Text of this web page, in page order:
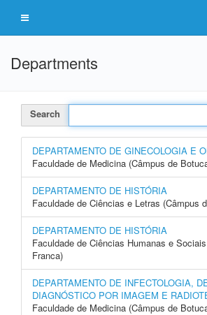
Departments
Search
DEPARTAMENTO DE GINECOLOGIA E
Faculdade de Medicina (Câmpus de
DEPARTAMENTO DE HISTÓRIA
Faculdade de Ciências e Letras (Câmpus
DEPARTAMENTO DE HISTÓRIA
Faculdade de Ciências Humanas e
Franca)
DEPARTAMENTO DE INFECTOLOGIA,
DIAGNÓSTICO POR IMAGEM E
Faculdade de Medicina (Câmpus de